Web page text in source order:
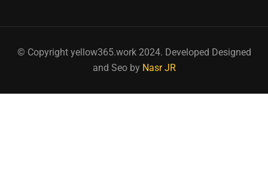
© Copyright yellow365.work 2024. Developed Designed
and Seo by Nasr JR